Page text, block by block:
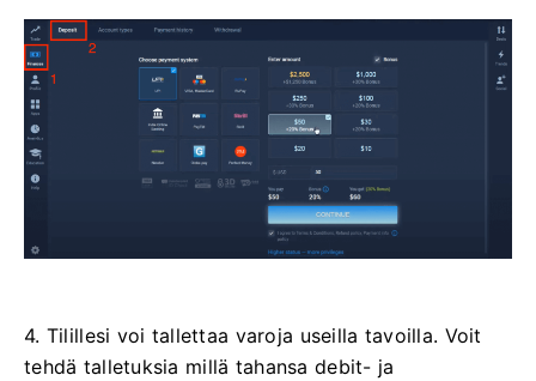
4. Tilillesi voi tallettaa varoja useilla tavoilla. Voit
tehdä talletuksia millä tahansa debit- ja